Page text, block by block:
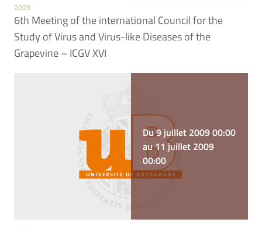
2009
6th Meeting of the international Council for the
Study of Virus and Virus-like Diseases of the
Grapevine – ICGV XVI
Du 9 juillet 2009 00:00
au 11 juillet 2009
00:00